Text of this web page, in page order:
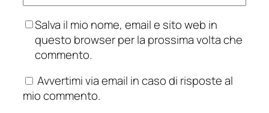
Salva il mio nome, email e sito web in
questo browser per la prossima volta che
commento.
Avvertimi via email in caso di risposte al
mio commento.